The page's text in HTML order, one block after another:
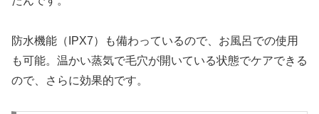
防水機能（IPX7）も備わっているので、お風呂での使用
も可能。温かい蒸気で毛穴が開いている状態でケアできる
ので、さらに効果的です。